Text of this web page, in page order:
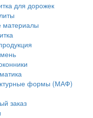
для дорожек
материалы
формы (МАФ)
заказ